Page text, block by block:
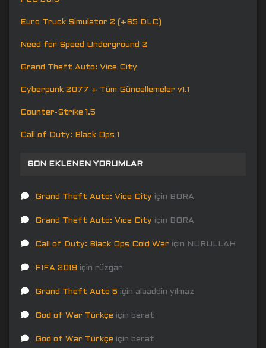
Euro Truck Simulator 2 (+65 DLC)
Need for Speed Underground 2
Grand Theft Auto: Vice City
Cyberpunk 2077 + Tüm Güncellemeler v1.1
Counter-Strike 1.5
Call of Duty: Black Ops 1
SON EKLENEN YORUMLAR
Grand Theft Auto: Vice City için BORA
Grand Theft Auto: Vice City için BORA
Call of Duty: Black Ops Cold War için NURULLAH
FIFA 2019 için rüzgar
Grand Theft Auto 5 için alaaddin yılmaz
God of War Türkçe için berat
God of War Türkçe için berat